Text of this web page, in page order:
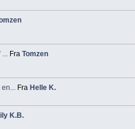
... Fra Tomzen
Fra Helle K.
K.B.